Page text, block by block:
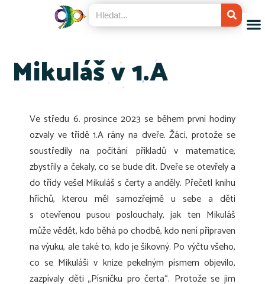
Mikuláš v 1.A
Ve středu 6. prosince 2023 se během první hodiny
ozvaly ve třídě 1.A rány na dveře. Žáci, protože se
soustředily na počítání příkladů v matematice,
zbystřily a čekaly, co se bude dít. Dveře se otevřely a
do třídy vešel Mikuláš s čerty a anděly. Přečetl knihu
hříchů, kterou měl samozřejmě u sebe a děti
s otevřenou pusou poslouchaly, jak ten Mikuláš
může vědět, kdo běhá po chodbě, kdo není připraven
na výuku, ale také to, kdo je šikovný. Po výčtu všeho,
co se Mikuláši v knize pekelným písmem objevilo,
zazpívaly děti „Písničku pro čerta“. Protože se jim